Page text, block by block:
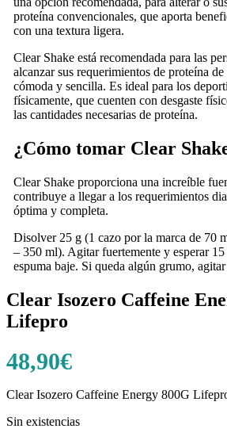
proteína convencionales, que aporta
con una textura ligera.
Clear Shake está recomendada para las
alcanzar sus requerimientos de proteína
cómoda y sencilla. Es ideal para los
físicamente, que cuenten con desgaste
las cantidades necesarias de proteína.
¿Cómo tomar Clear
Clear Shake proporciona una increíble
contribuye a llegar a los requerimientos
óptima y completa.
Disolver 25 g (1 cazo por la marca de 70
– 350 ml). Agitar fuertemente y esperar 15
espuma baje. Si queda algún grumo,
Clear Isozero Caffeine
Lifepro
48,90€
Clear Isozero Caffeine Energy 800G
Sin existencias